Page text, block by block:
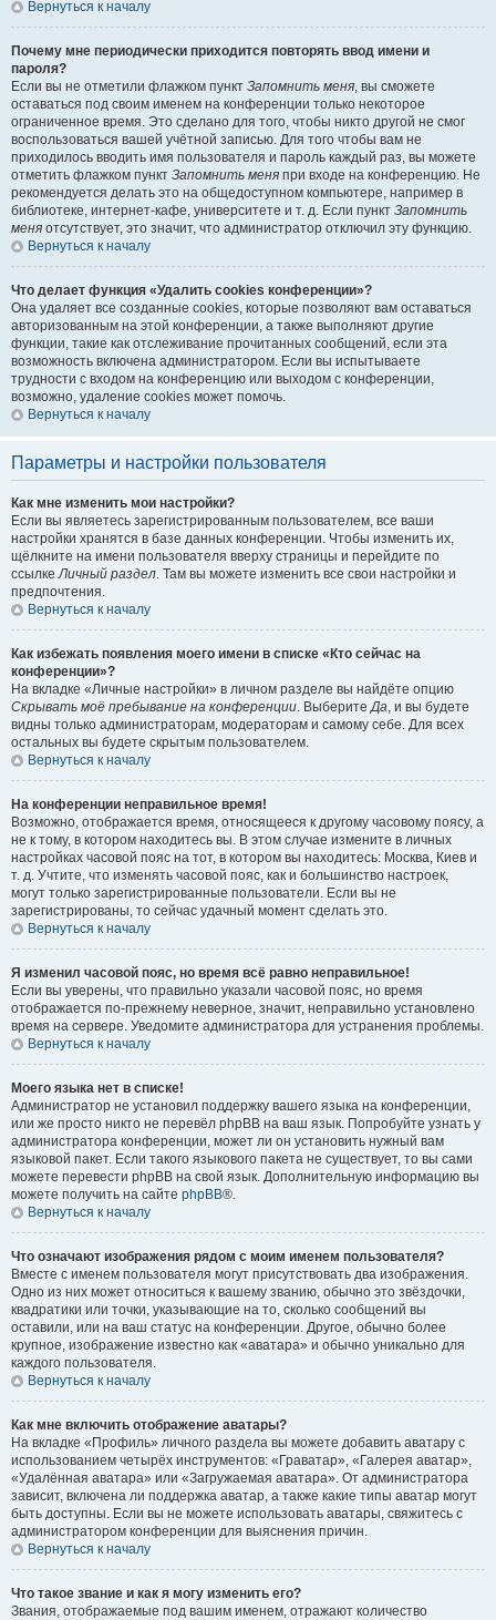
Вернуться к началу
Почему мне периодически приходится повторять ввод имени и
пароля?
Если вы не отметили флажком пункт Запомнить меня, вы сможете
оставаться под своим именем на конференции только некоторое
ограниченное время. Это сделано для того, чтобы никто другой не смог
воспользоваться вашей учётной записью. Для того чтобы вам не
приходилось вводить имя пользователя и пароль каждый раз, вы можете
отметить флажком пункт Запомнить меня при входе на конференцию. Не
рекомендуется делать это на общедоступном компьютере, например в
библиотеке, интернет-кафе, университете и т. д. Если пункт Запомнить
меня отсутствует, это значит, что администратор отключил эту функцию.
Вернуться к началу
Что делает функция «Удалить cookies конференции»?
Она удаляет все созданные cookies, которые позволяют вам оставаться
авторизованным на этой конференции, а также выполняют другие
функции, такие как отслеживание прочитанных сообщений, если эта
возможность включена администратором. Если вы испытываете
трудности с входом на конференцию или выходом с конференции,
возможно, удаление cookies может помочь.
Вернуться к началу
Параметры и настройки пользователя
Как мне изменить мои настройки?
Если вы являетесь зарегистрированным пользователем, все ваши
настройки хранятся в базе данных конференции. Чтобы изменить их,
щёлкните на имени пользователя вверху страницы и перейдите по
ссылкеЛичный раздел. Там вы можете изменить все свои настройки и
предпочтения.
Вернуться к началу
Как избежать появления моего имени в списке «Кто сейчас на
конференции»?
На вкладке «Личные настройки» в личном разделе вы найдёте опцию
Скрывать моё пребывание на конференции. ВыберитеДа, и вы будете
видны только администраторам, модераторам и самому себе. Для всех
остальных вы будете скрытым пользователем.
Вернуться к началу
На конференции неправильное время!
Возможно, отображается время, относящееся к другому часовому поясу, а
не к тому, в котором находитесь вы. В этом случае измените в личных
настройках часовой пояс на тот, в котором вы находитесь: Москва, Киев и
т. д. Учтите, что изменять часовой пояс, как и большинство настроек,
могут только зарегистрированные пользователи. Если вы не
зарегистрированы, то сейчас удачный момент сделать это.
Вернуться к началу
Я изменил часовой пояс, но время всё равно неправильное!
Если вы уверены, что правильно указали часовой пояс, но время
отображается по-прежнему неверное, значит, неправильно установлено
время на сервере. Уведомите администратора для устранения проблемы.
Вернуться к началу
Моего языка нет в списке!
Администратор не установил поддержку вашего языка на конференции,
или же просто никто не перевёл phpBB на ваш язык. Попробуйте узнать у
администратора конференции, может ли он установить нужный вам
языковой пакет. Если такого языкового пакета не существует, то вы сами
можете перевести phpBB на свой язык. Дополнительную информацию вы
можете получить на сайте phpBB®.
Вернуться к началу
Что означают изображения рядом с моим именем пользователя?
Вместе с именем пользователя могут присутствовать два изображения.
Одно из них может относиться к вашему званию, обычно это звёздочки,
квадратики или точки, указывающие на то, сколько сообщений вы
оставили, или на ваш статус на конференции. Другое, обычно более
крупное, изображение известно как «аватара» и обычно уникально для
каждого пользователя.
Вернуться к началу
Как мне включить отображение аватары?
На вкладке «Профиль» личного раздела вы можете добавить аватару с
использованием четырёх инструментов: «Граватар», «Галерея аватар»,
«Удалённая аватара» или «Загружаемая аватара». От администратора
зависит, включена ли поддержка аватар, а также какие типы аватар могут
быть доступны. Если вы не можете использовать аватары, свяжитесь с
администратором конференции для выяснения причин.
Вернуться к началу
Что такое звание и как я могу изменить его?
Звания, отображаемые под вашим именем, отражают количество